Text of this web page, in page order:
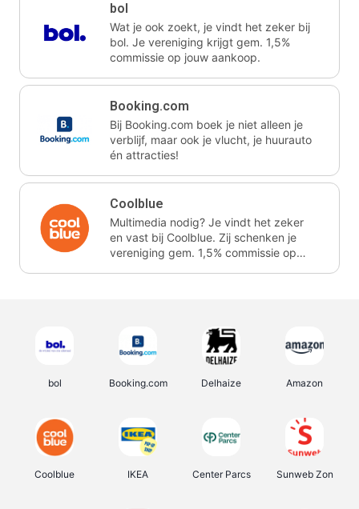
bol
Wat je ook zoekt, je vindt het zeker bij
bol. Je vereniging krijgt gem. 1,5%
commissie op jouw aankoop.
Booking.com
Bij Booking.com boek je niet alleen je
verblijf, maar ook je vlucht, je huurauto
én attracties!
Coolblue
Multimedia nodig? Je vindt het zeker
en vast bij Coolblue. Zij schenken je
vereniging gem. 1,5% commissie op
bol Booking.com Delhaize Amazon
Coolblue IKEA Center Parcs Sunweb Zon